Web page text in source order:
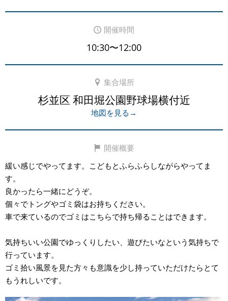
開催時間
10:30〜12:00
集合場所
杉並区 和田堀公園野球場横付近
地図を見る→
開催概要
緩い感じでやってます。こどもとふらふらしながらやってま
す。
良かったら一緒にどうぞ。
個々でトングやゴミ袋はお持ちください。
車で来ているのでゴミはこちらで持ち帰ることはできます。
気持ちいい公園でゆっくりしたい、遊びたいなという気持ちで
行っています。
ゴミ拾い風景を見た方々も意識を少し持っていただけたらとて
もうれしいです。